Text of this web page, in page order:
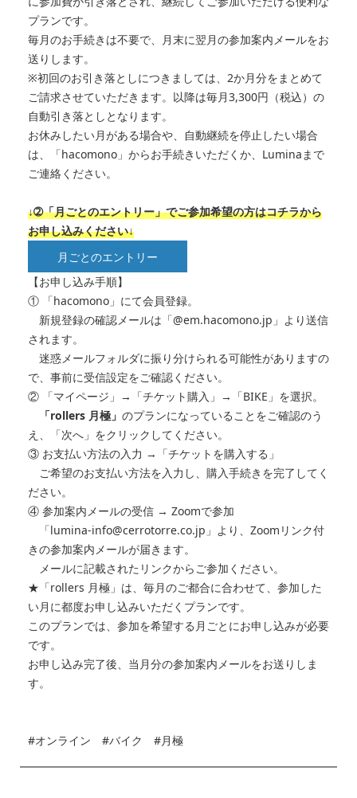
プランです。
毎月のお手続きは不要で、月末に翌月の参加案内メールをお
送りします。
※初回のお引き落としにつきましては、2か月分をまとめて
ご請求させていただきます。以降は毎月3,300円（税込）の
自動引き落としとなります。
お休みしたい月がある場合や、自動継続を停止したい場合
は、「hacomono」からお手続きいただくか、Luminaまで
ご連絡ください。
↓➁「月ごとのエントリー」でご参加希望の方はコチラから
お申し込みください↓
月ごとのエントリー
【お申し込み手順】
① 「hacomono」にて会員登録。
新規登録の確認メールは「@em.hacomono.jp」より送信
されます。
迷惑メールフォルダに振り分けられる可能性がありますの
で、事前に受信設定をご確認ください。
② 「マイページ」→「チケット購入」→「BIKE」を選択。
「rollers 月極」 のプランになっていることをご確認のう
え、「次へ」をクリックしてください。
③ お支払い方法の入力 →「チケットを購入する」
ご希望のお支払い方法を入力し、購入手続きを完了してく
ださい。
④ 参加案内メールの受信 → Zoomで参加
「lumina-info@cerrotorre.co.jp」より、Zoomリンク付
きの参加案内メールが届きます。
メールに記載されたリンクからご参加ください。
★「rollers 月極」は、毎月のご都合に合わせて、参加した
い月に都度お申し込みいただくプランです。
このプランでは、参加を希望する月ごとにお申し込みが必要
です。
お申し込み完了後、当月分の参加案内メールをお送りしま
す。
#オンライン #バイク #月極